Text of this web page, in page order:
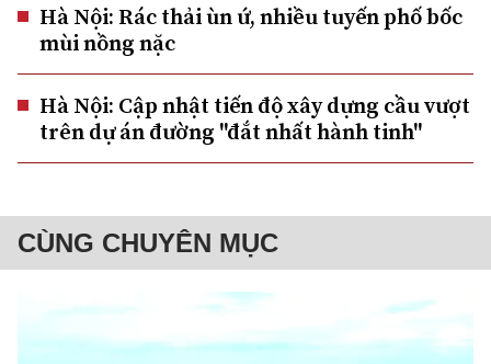
Hà Nội: Rác thải ùn ứ, nhiều tuyến phố bốc
mùi nồng nặc
Hà Nội: Cập nhật tiến độ xây dựng cầu vượt
trên dự án đường "đắt nhất hành tinh"
CÙNG CHUYÊN MỤC